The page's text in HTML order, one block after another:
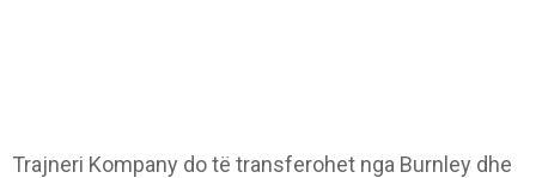
Trajneri Kompany do të transferohet nga Burnley dhe